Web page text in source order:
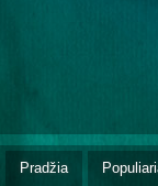
Pradžia